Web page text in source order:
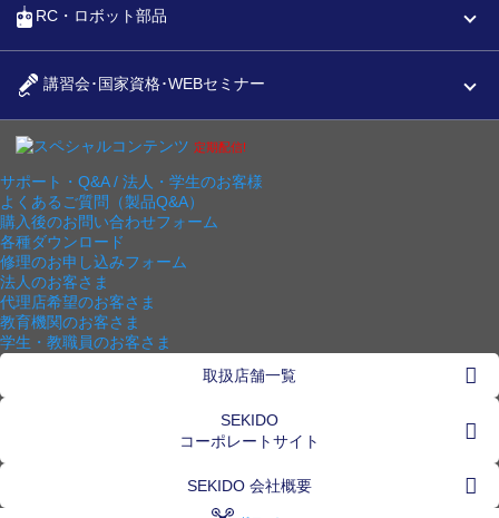
RC・ロボット部品
講習会･国家資格･WEBセミナー
スペシャルコンテンツ 定期配信!
サポート・Q&A / 法人・学生のお客様
よくあるご質問（製品Q&A）
購入後のお問い合わせフォーム
各種ダウンロード
修理のお申し込みフォーム
法人のお客さま
代理店希望のお客さま
教育機関のお客さま
学生・教職員のお客さま
取扱店舗一覧
SEKIDO
コーポレートサイト
SEKIDO 会社概要